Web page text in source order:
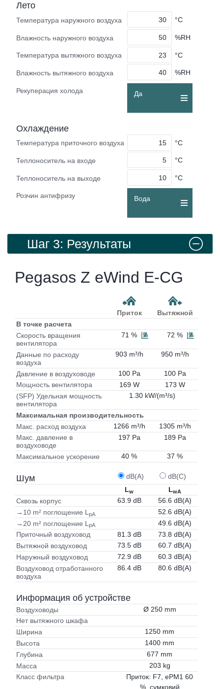
Лето
Температура наружного воздуха °C
Влажность наружного воздуха %RH
Температура вытяжного воздуха °C
Влажность вытяжного воздуха %RH
Рекуперация холода Да
Охлаждение
Температура приточного воздуха °C
Теплоноситель на входе °C
Теплоноситель на выходе °C
Розчин антифризу Вода
Шаг 3: Результаты
Pegasos Z eWind E-CG
Приток
Вытяжной
В точке расчета
Скорость вращения
вентилятора
71 % 72 %
Данные по расходу
воздуха
903 m³/h 950 m³/h
Давление в воздуховоде 100 Pa
100 Pa
Мощность вентилятора
169 W
173 W
(SFP) Удельная мощность
вентилятора
1.30 kW/(m³/s)
Максимальная производительность
Макс. расход воздуха
1266 m³/h
1305 m³/h
Макс. давление в
воздуховоде
197 Pa 189 Pa
Максимальное ускорение 40 % 37 %
Шум dB(A)
dB(C)
Lw LwA
Сквозь корпус 63.9 dB
56.6 dB(A)
→10 m² поглощение L pA
52.6 dB(A)
→20 m² поглощение L pA
49.6 dB(A)
Приточный воздуховод
81.3 dB
73.8 dB(A)
Вытяжной воздуховод
73.5 dB
60.7 dB(A)
Наружный воздуховод
72.9 dB
60.3 dB(A)
Воздуховод отработанного
воздуха
86.4 dB 80.6 dB(A)
Информация об устройстве
Воздуховоды
Ø 250 mm
Нет вытяжного шкафа
Ширина
1250 mm
Высота
1400 mm
Глубина
677 mm
Масса
203 kg
Класс фильтра
Приток: F7, ePM1 60
%, сумковий